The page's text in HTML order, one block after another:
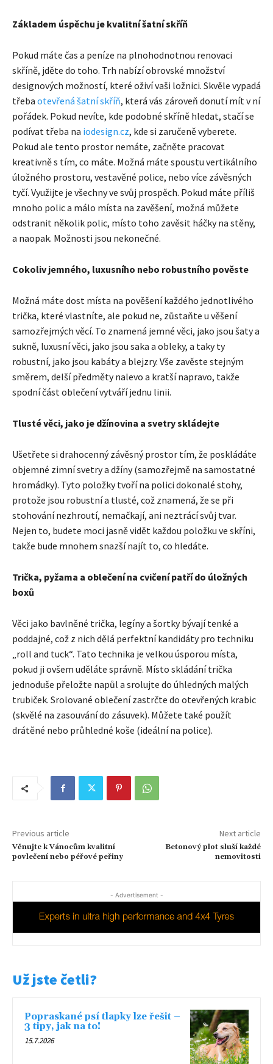
Základem úspěchu je kvalitní šatní skříň
Pokud máte čas a peníze na plnohodnotnou renovaci
skříně, jděte do toho. Trh nabízí obrovské množství
designových možností, které oživí vaši ložnici. Skvěle vypadá
třeba otevřená šatní skříň, která vás zároveň donutí mít v ní
pořádek. Pokud nevíte, kde podobné skříně hledat, stačí se
podívat třeba na iodesign.cz, kde si zaručeně vyberete.
Pokud ale tento prostor nemáte, začněte pracovat
kreativně s tím, co máte. Možná máte spoustu vertikálního
úložného prostoru, vestavěné police, nebo více závěsných
tyčí. Využijte je všechny ve svůj prospěch. Pokud máte příliš
mnoho polic a málo místa na zavěšení, možná můžete
odstranit několik polic, místo toho zavěsit háčky na stěny,
a naopak. Možnosti jsou nekonečné.
Cokoliv jemného, ​​luxusního nebo robustního pověste
Možná máte dost místa na pověšení každého jednotlivého
trička, které vlastníte, ale pokud ne, zůstaňte u věšení
samozřejmých věcí. To znamená jemné věci, jako jsou šaty a
sukně, luxusní věci, jako jsou saka a obleky, a taky ty
robustní, jako jsou kabáty a blejzry. Vše zavěste stejným
směrem, delší předměty nalevo a kratší napravo, takže
spodní část oblečení vytváří jednu linii.
Tlusté věci, jako je džínovina a svetry skládejte
Ušetřete si drahocenný závěsný prostor tím, že poskládáte
objemné zimní svetry a džíny (samozřejmě na samostatné
hromádky). Tyto položky tvoří na polici dokonalé stohy,
protože jsou robustní a tlusté, což znamená, že se při
stohování nezhroutí, nemačkají, ani neztrácí svůj tvar.
Nejen to, budete moci jasně vidět každou položku ve skříni,
takže bude mnohem snazší najít to, co hledáte.
Trička, pyžama a oblečení na cvičení patří do úložných
boxů
Věci jako bavlněné trička, legíny a šortky bývají tenké a
poddajné, což z nich dělá perfektní kandidáty pro techniku ​​
„roll and tuck“. Tato technika je velkou úsporou místa,
pokud ji ovšem uděláte správně. Místo skládání trička
jednoduše přeložte napůl a srolujte do úhledných malých
trubiček. Srolované oblečení zastrčte do otevřených krabic
(skvělé na zasouvání do zásuvek). Můžete také použít
drátěné nebo průhledné koše (ideální na police).
Previous article
Věnujte k Vánocům kvalitní
povlečení nebo péřové peřiny
Next article
Betonový plot sluší každé
nemovitosti
- Advertisement -
Už jste četli?
Popraskané psí tlapky lze řešit –
3 tipy, jak na to!
15.7.2026